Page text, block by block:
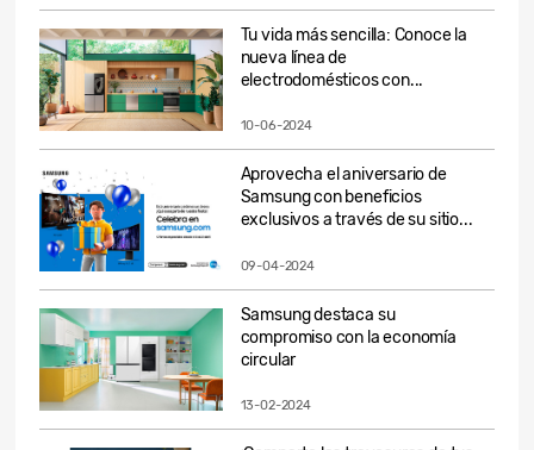
Tu vida más sencilla: Conoce la
nueva línea de
electrodomésticos con...
10-06-2024
Aprovecha el aniversario de
Samsung con beneficios
exclusivos a través de su sitio...
09-04-2024
Samsung destaca su
compromiso con la economía
circular
13-02-2024